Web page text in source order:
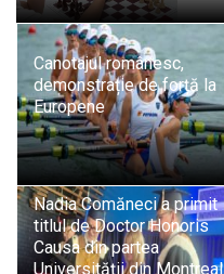
Canotajul românesc,
demonstrație de forță la
Europene
Nadia Comăneci a primit
titlul de Doctor Honoris
Causa din partea
Universității din Montreal